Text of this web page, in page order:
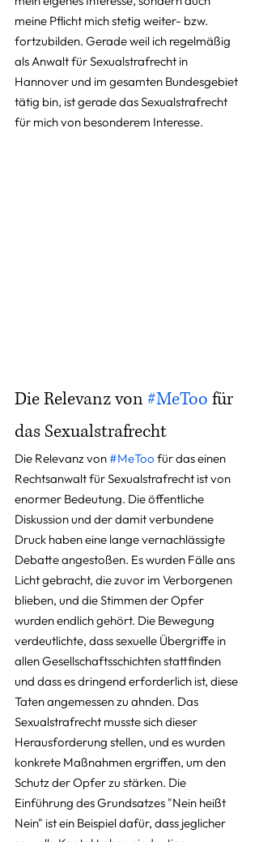
meine Pflicht mich stetig weiter- bzw.
fortzubilden. Gerade weil ich regelmäßig
als Anwalt für Sexualstrafrecht in
Hannover und im gesamten Bundesgebiet
tätig bin, ist gerade das Sexualstrafrecht
für mich von besonderem Interesse.
Die Relevanz von #MeToo für
das Sexualstrafrecht
Die Relevanz von #MeToo für das einen
Rechtsanwalt für Sexualstrafrecht ist von
enormer Bedeutung. Die öffentliche
Diskussion und der damit verbundene
Druck haben eine lange vernachlässigte
Debatte angestoßen. Es wurden Fälle ans
Licht gebracht, die zuvor im Verborgenen
blieben, und die Stimmen der Opfer
wurden endlich gehört. Die Bewegung
verdeutlichte, dass sexuelle Übergriffe in
allen Gesellschaftsschichten stattfinden
und dass es dringend erforderlich ist, diese
Taten angemessen zu ahnden. Das
Sexualstrafrecht musste sich dieser
Herausforderung stellen, und es wurden
konkrete Maßnahmen ergriffen, um den
Schutz der Opfer zu stärken. Die
Einführung des Grundsatzes "Nein heißt
Nein" ist ein Beispiel dafür, dass jeglicher